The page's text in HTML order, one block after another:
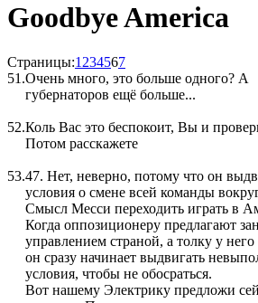
Goodbye America
Страницы:1 234567
51.Очень много, это больше одного? А
губернаторов ещё больше...
52.Коль Вас это беспокоит, Вы и
Потом расскажете
53.47. Нет, неверно, потому что он
условия о смене всей команды
Смысл Месси переходить играть в
Когда оппозиционеру предлагают
управлением страной, а толку у него
он сразу начинает выдвигать
условия, чтобы не обосраться.
Вот нашему Электрику предложи